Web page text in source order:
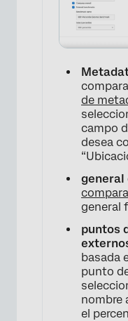
de
campo
desea
general
general
puntos
basada
punto
nombre
el